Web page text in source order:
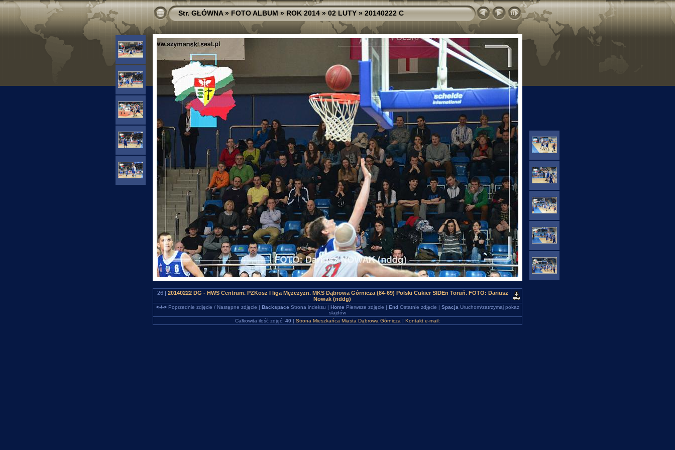
Str. GŁÓWNA»FOTO ALBUM»ROK 2014»02 LUTY»20140222 C
26 | 20140222 DG - HWS Centrum. PZKosz I liga Mężczyzn. MKS Dąbrowa Górnicza (84-69) Polski Cukier SIDEn Toruń. FOTO: Dariusz
Nowak (nddg)
<-/->Poprzednie zdjęcie / Następne zdjęcie | Backspace Strona indeksu | Home Pierwsze zdjęcie | EndOstatnie zdjęcie | Spacja Uruchom/zatrzymaj pokaz
slajdów
Całkowita ilość zdjęć: 40 | Strona Mieszkańca Miasta Dąbrowa Górnicza | Kontakt e-mail: